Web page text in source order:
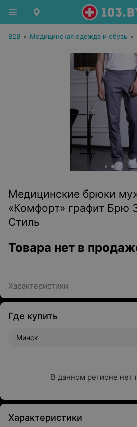
B2B • Медицинская одежда и обувь •
Медицинские брюки
«Комфорт» графит Брю
Стиль
Товара нет в
Характеристики
Где купить
Минск
В данном регионе нет
Характеристики